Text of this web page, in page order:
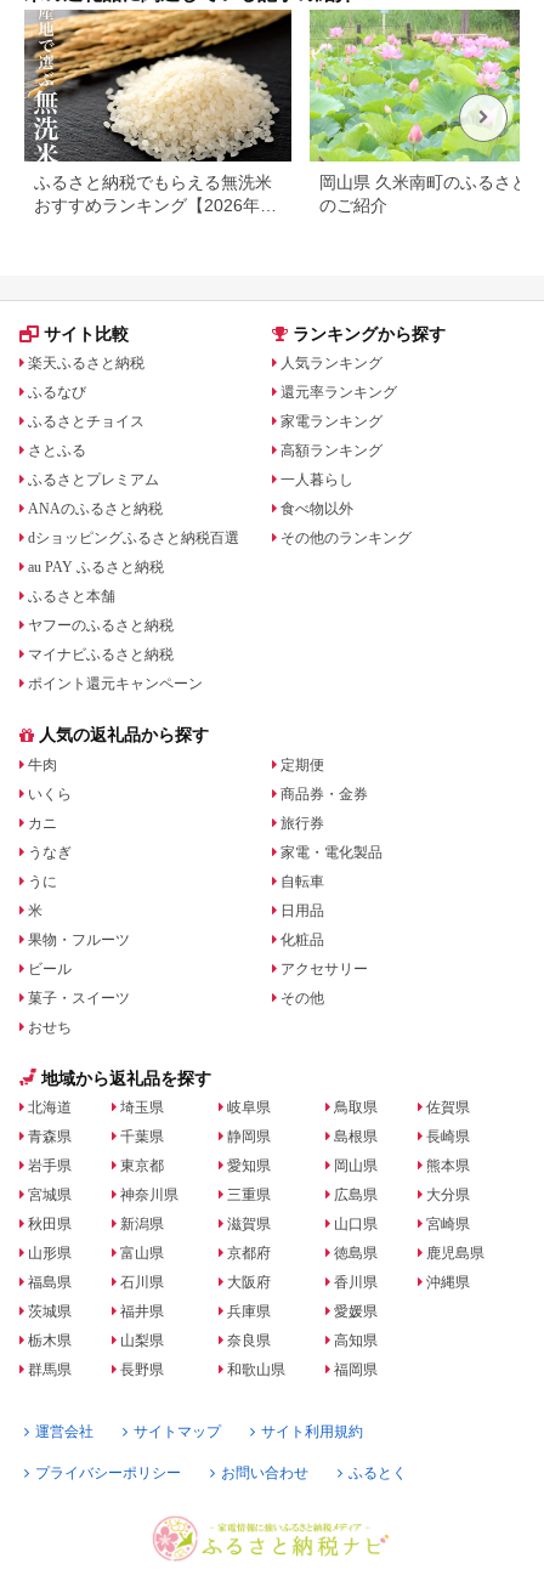
次発送予定】
ふるさと納税でもらえる無洗米
おすすめランキング【2026年最
岡山県 久米南町のふるさと
のご紹介
サイト比較
楽天ふるさと納税
ふるなび
ふるさとチョイス
さとふる
ふるさとプレミアム
ANAのふるさと納税
dショッピングふるさと納税百選
au PAY ふるさと納税
ふるさと本舗
ヤフーのふるさと納税
マイナビふるさと納税
ポイント還元キャンペーン
ランキングから探す
人気ランキング
還元率ランキング
家電ランキング
高額ランキング
一人暮らし
食べ物以外
その他のランキング
人気の返礼品から探す
牛肉
いくら
カニ
うなぎ
うに
米
果物・フルーツ
ビール
菓子・スイーツ
おせち
定期便
商品券・金券
旅行券
家電・電化製品
自転車
日用品
化粧品
アクセサリー
その他
地域から返礼品を探す
北海道
青森県
岩手県
宮城県
秋田県
山形県
福島県
茨城県
栃木県
群馬県
埼玉県
千葉県
東京都
神奈川県
新潟県
富山県
石川県
福井県
山梨県
長野県
岐阜県
静岡県
愛知県
三重県
滋賀県
京都府
大阪府
兵庫県
奈良県
和歌山県
鳥取県
島根県
岡山県
広島県
山口県
徳島県
香川県
愛媛県
高知県
福岡県
佐賀県
長崎県
熊本県
大分県
宮崎県
鹿児島県
沖縄県
運営会社 サイトマップ サイト利用規約
プライバシーポリシー お問い合わせ ふるとく